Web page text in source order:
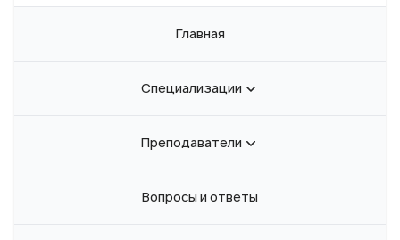
Главная
Специализации
Преподаватели
Вопросы и ответы